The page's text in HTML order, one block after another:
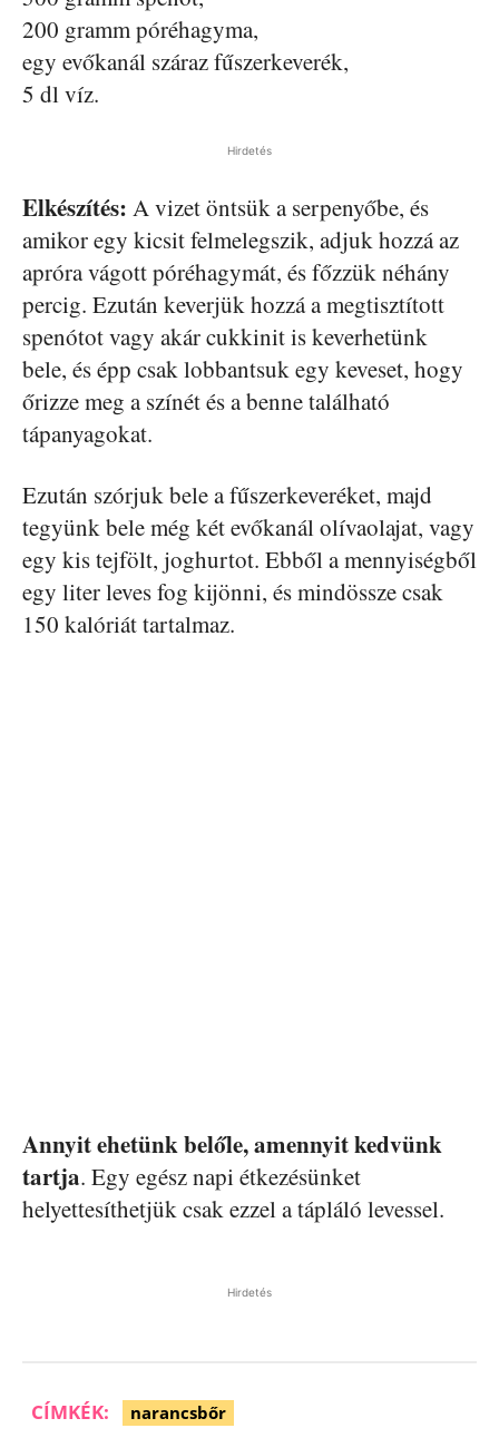
200 gramm póréhagyma,
egy evőkanál száraz fűszerkeverék,
5 dl víz.
Hirdetés
Elkészítés: A vizet öntsük a serpenyőbe, és
amikor egy kicsit felmelegszik, adjuk hozzá az
apróra vágott póréhagymát, és főzzük néhány
percig. Ezután keverjük hozzá a megtisztított
spenótot vagy akár cukkinit is keverhetünk
bele, és épp csak lobbantsuk egy keveset, hogy
őrizze meg a színét és a benne található
tápanyagokat.
Ezután szórjuk bele a fűszerkeveréket, majd
tegyünk bele még két evőkanál olívaolajat, vagy
egy kis tejfölt, joghurtot. Ebből a mennyiségből
egy liter leves fog kijönni, és mindössze csak
150 kalóriát tartalmaz.
Annyit ehetünk belőle, amennyit kedvünk
tartja. Egy egész napi étkezésünket
helyettesíthetjük csak ezzel a tápláló levessel.
Hirdetés
CÍMKÉK: narancsbőr